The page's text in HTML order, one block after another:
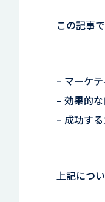
この記事
– マーケ
– 効果的
– 成功す
上記につ